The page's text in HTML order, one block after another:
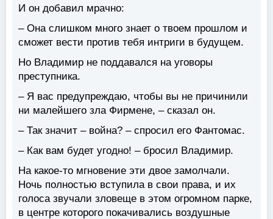
И он добавил мрачно:
– Она слишком много знает о твоем прошлом и
сможет вести против тебя интриги в будущем.
Но Владимир не поддавался на уговоры
преступника.
– Я вас предупреждаю, чтобы вы не причинили
ни малейшего зла Фирмене, – сказал он.
– Так значит – война? – спросил его Фантомас.
– Как вам будет угодно! – бросил Владимир.
На какое-то мгновение эти двое замолчали.
Ночь полностью вступила в свои права, и их
голоса звучали зловеще в этом огромном парке,
в центре которого покачивались воздушные